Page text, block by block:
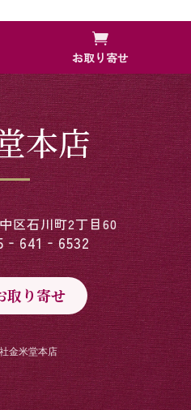

お取り寄せ
本店
区石川町2丁目60
取り寄せ
金米堂本店